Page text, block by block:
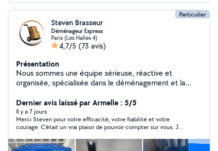
Particulier
Steven Brasseur
Déménageur Express
Paris (Les Halles 4)
4,7/5 (73 avis)
Présentation
Nous sommes une équipe sérieuse, réactive et
organisée, spécialisée dans le déménagement et la
prestations : chargement, déchargement, transport de
meubles, manutention lourde ou fragile, avec un travail
soigné et le respect total de vos biens. Que ce soit
pour un petit ou grand volume, nous nous adaptons à
vos besoins avec efficacité et professionnalisme.
Dernier avis laissé par Armelle : 5/5
Il y a 7 jours
Merci Steven pour votre efficacité, votre fiabilité et votre
courage. C’était un vrai plaisir de pouvoir compter sur vous. Je